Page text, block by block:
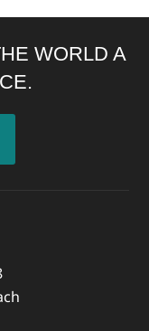
WORLD A